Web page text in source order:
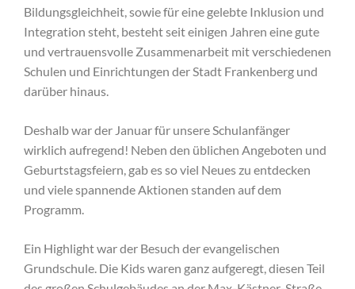
Bildungsgleichheit, sowie für eine gelebte Inklusion und
Integration steht, besteht seit einigen Jahren eine gute
und vertrauensvolle Zusammenarbeit mit verschiedenen
Schulen und Einrichtungen der Stadt Frankenberg und
darüber hinaus.
Deshalb war der Januar für unsere Schulanfänger
wirklich aufregend! Neben den üblichen Angeboten und
Geburtstagsfeiern, gab es so viel Neues zu entdecken
und viele spannende Aktionen standen auf dem
Programm.
Ein Highlight war der Besuch der evangelischen
Grundschule. Die Kids waren ganz aufgeregt, diesen Teil